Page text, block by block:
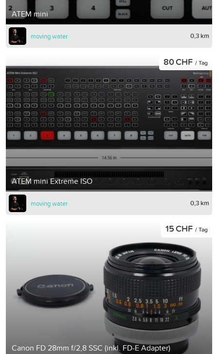
ATEM mini
moving water 0,3 km
ATEM mini Extreme ISO
80 CHF / Tag
moving water 0,3 km
Canon FD 28mm f/2,8 SSC (inkl. FD-E Adapter)
15 CHF / Tag